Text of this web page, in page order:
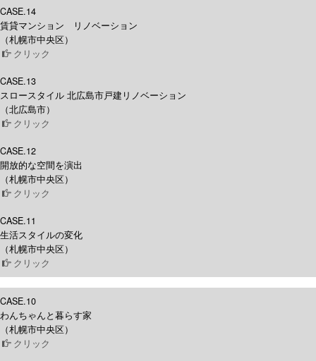
CASE.14
賃貸マンション リノベーション
（札幌市中央区）
クリック
CASE.13
スロースタイル 北広島市戸建リノベーション
（北広島市）
クリック
CASE.12
開放的な空間を演出
（札幌市中央区）
クリック
CASE.11
生活スタイルの変化
（札幌市中央区）
クリック
CASE.10
わんちゃんと暮らす家
（札幌市中央区）
クリック